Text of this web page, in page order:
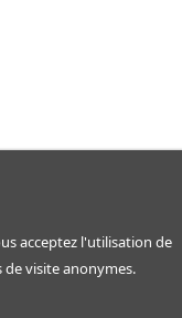
acceptez l'utilisation de
visite anonymes.